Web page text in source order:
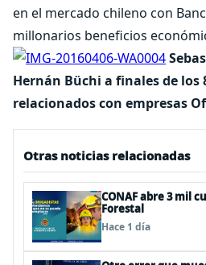
en el mercado chileno con
millonarios beneficios
Hernán Büchi a finales de los
relacionados con empresas
Otras noticias relacionadas
CONAF abre 3 mil
Forestal
Hace 1 día